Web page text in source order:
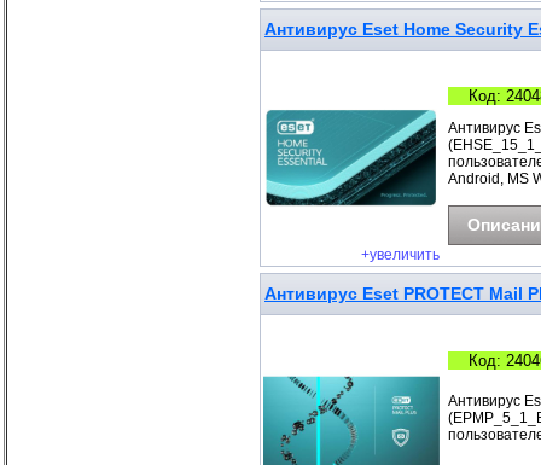
Антивирус Eset Home Security
+увеличить
Код:
Антивирус
Android, MS
Антивирус Eset PROTECT Mail
Код:
Антивирус